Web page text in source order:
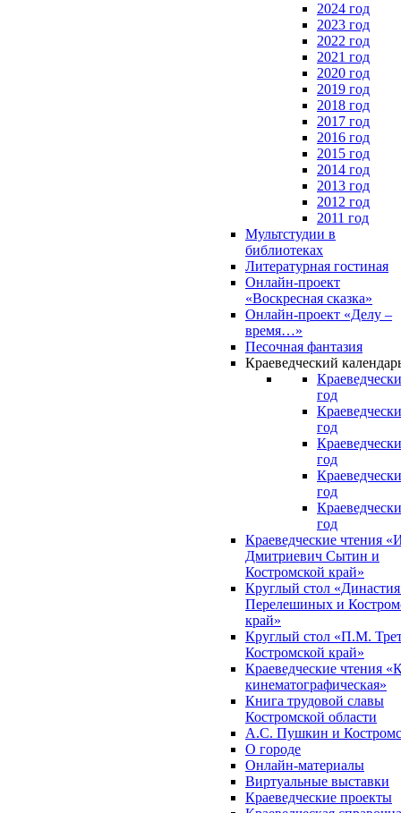
2024 год
2023 год
2022 год
2021 год
2020 год
2019 год
2018 год
2017 год
2016 год
2015 год
2014 год
2013 год
2012 год
2011 год
Мультстудии в
библиотеках
Литературная гостиная
Онлайн-проект
«Воскресная сказка»
Онлайн-проект «Делу –
время…»
Песочная фантазия
Краеведческий
год
год
год
год
год
Краеведческие чтения
Дмитриевич Сытин и
Костромской край»
Круглый стол
Перелешиных и
край»
Круглый стол «П.М.
Костромской край»
Краеведческие чтения
кинематографическая»
Книга трудовой славы
Костромской области
А.С. Пушкин и
О городе
Онлайн-материалы
Виртуальные выставки
Краеведческие проекты